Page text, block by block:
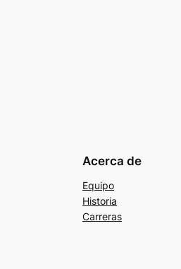
Acerca de
Equipo
Historia
Carreras